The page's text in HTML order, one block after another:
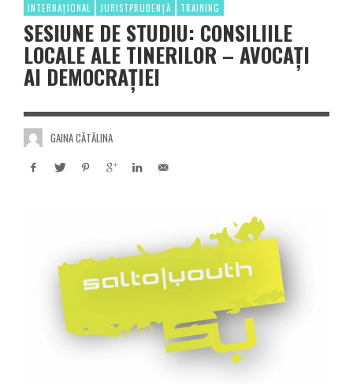
INTERNAȚIONAL JURISTPRUDENȚĂ TRAINING
SESIUNE DE STUDIU: CONSILIILE
LOCALE ALE TINERILOR – AVOCAȚI
AI DEMOCRAȚIEI
GAINA CĂTĂLINA